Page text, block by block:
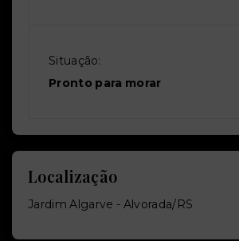
Situação:
Pronto para morar
Localização
Jardim Algarve - Alvorada/RS